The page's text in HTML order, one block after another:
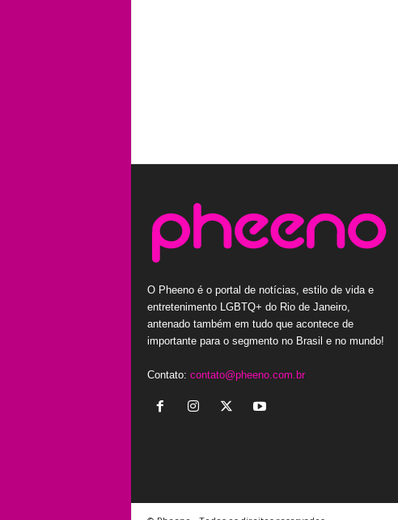
O Pheeno é o portal de notícias, estilo de vida e
entretenimento LGBTQ+ do Rio de Janeiro,
antenado também em tudo que acontece de
importante para o segmento no Brasil e no mundo!
Contato: contato@pheeno.com.br